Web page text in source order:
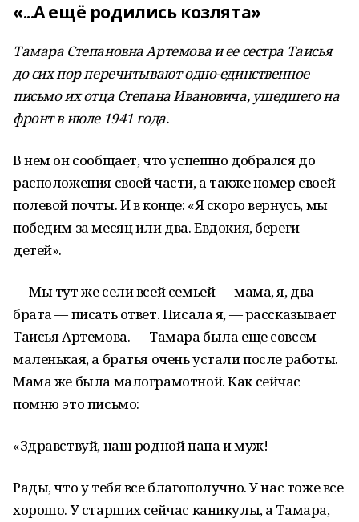
«...А ещё родились козлята»
Тамара Степановна Артемова и ее сестра Таисья
до сих пор перечитывают одно-единственное
письмо их отца Степана Ивановича, ушедшего на
фронт в июле 1941 года.
В нем он сообщает, что успешно добрался до
расположения своей части, а также номер своей
полевой почты. И в конце: «Я скоро вернусь, мы
победим за месяц или два. Евдокия, береги
детей».
— Мы тут же сели всей семьей — мама, я, два
брата — писать ответ. Писала я, — рассказывает
Таисья Артемова. — Тамара была еще совсем
маленькая, а братья очень устали после работы.
Мама же была малограмотной. Как сейчас
помню это письмо:
«Здравствуй, наш родной папа и муж!
Рады, что у тебя все благополучно. У нас тоже все
хорошо. У старших сейчас каникулы, а Тамара,